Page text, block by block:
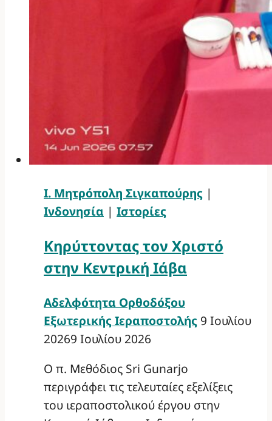
Ι. Μητρόπολη Σιγκαπούρης |
Ινδονησία | Ιστορίες
Κηρύττοντας τον Χριστό
στην Κεντρική Ιάβα
Αδελφότητα Ορθοδόξου
Εξωτερικής Ιεραποστολής 9 Ιουλίου
20269 Ιουλίου 2026
Ο π. Μεθόδιος Sri Gunarjo
περιγράφει τις τελευταίες εξελίξεις
του ιεραποστολικού έργου στην